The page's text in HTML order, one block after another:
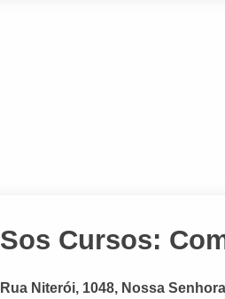
Sos Cursos:
Rua Niterói, 1048, Nossa